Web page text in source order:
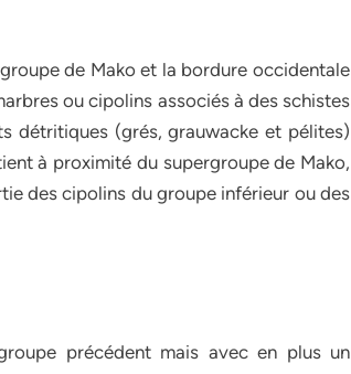
de Mako et la bordure occidentale
ou cipolins associés à des schistes
détritiques (grés, grauwacke et pélites)
à proximité du supergroupe de Mako,
des cipolins du groupe inférieur ou des
précédent mais avec en plus un